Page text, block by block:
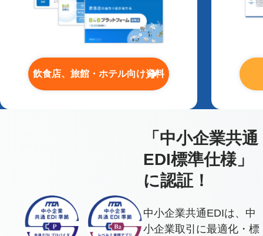
飲食店、旅館・ホテル向け資料
「中小企業共通
EDI標準仕様」
に認証！
中小企業共通EDIは、中
小企業取引に最適化・標